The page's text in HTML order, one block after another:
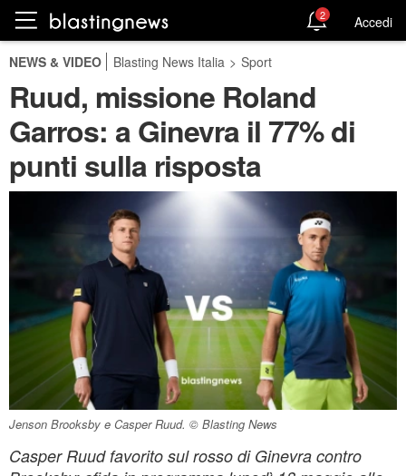
2 Accedi
NEWS & VIDEO Blasting News Italia > Sport
Ruud, missione Roland
Garros: a Ginevra il 77% di
punti sulla risposta
Jenson Brooksby e Casper Ruud. © Blasting News
Casper Ruud favorito sul rosso di Ginevra contro